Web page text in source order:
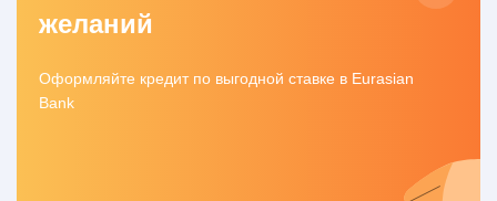
желаний
Оформляйте кредит по выгодной ставке в Eurasian
Bank